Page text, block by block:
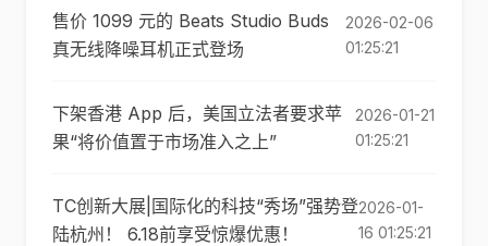
售价 1099 元的 Beats Studio Buds
真无线降噪耳机正式登场
2026-02-06
01:25:21
下架香港 App 后，美国立法者要求苹
果“将价值置于市场准入之上”
2026-01-21
01:25:21
TC创新大展|国际化的科技“秀场”强势登
陆杭州！ 6.18前享受惊爆优惠！
2026-01-
16 01:25:21